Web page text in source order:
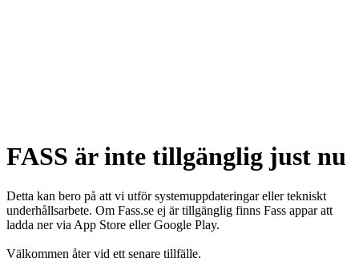
FASS är inte tillgänglig just nu
Detta kan bero på att vi utför systemuppdateringar eller tekniskt
underhållsarbete. Om Fass.se ej är tillgänglig finns Fass appar att
ladda ner via App Store eller Google Play.
Välkommen åter vid ett senare tillfälle.